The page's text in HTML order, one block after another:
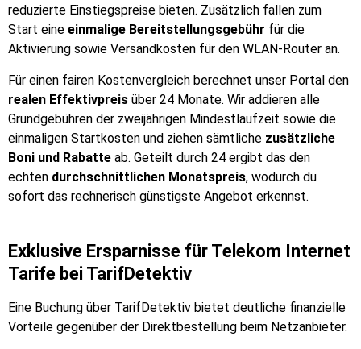
reduzierte Einstiegspreise bieten. Zusätzlich fallen zum
Start eine einmalige Bereitstellungsgebühr für die
Aktivierung sowie Versandkosten für den WLAN-Router an.
Für einen fairen Kostenvergleich berechnet unser Portal den
realen Effektivpreis über 24 Monate. Wir addieren alle
Grundgebühren der zweijährigen Mindestlaufzeit sowie die
einmaligen Startkosten und ziehen sämtliche zusätzliche
Boni und Rabatte ab. Geteilt durch 24 ergibt das den
echten durchschnittlichen Monatspreis, wodurch du
sofort das rechnerisch günstigste Angebot erkennst.
Exklusive Ersparnisse für Telekom Internet
Tarife bei TarifDetektiv
Eine Buchung über TarifDetektiv bietet deutliche finanzielle
Vorteile gegenüber der Direktbestellung beim Netzanbieter.